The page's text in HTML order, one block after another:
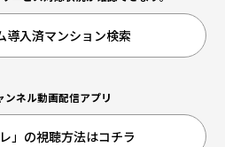
導入済マンション検索
ンネル動画配信アプリ
レ」の視聴方法はコチラ